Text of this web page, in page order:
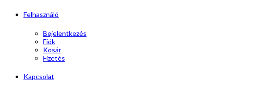
Felhasználó
Bejelentkezés
Fiók
Kosár
Fizetés
Kapcsolat